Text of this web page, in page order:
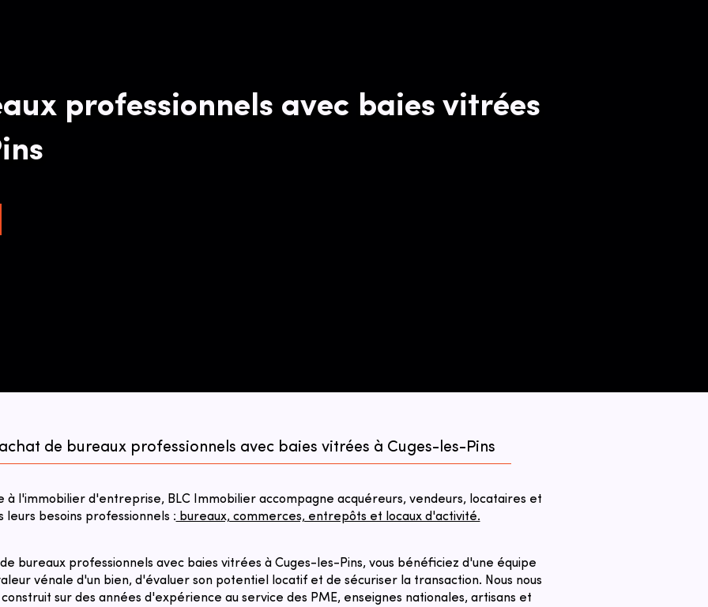
professionnels avec baies vitrées
de bureaux professionnels avec baies vitrées à Cuges-les-Pins
à l'immobilier d'entreprise, BLC Immobilier accompagne acquéreurs, vendeurs, locataires et
leurs besoins professionnels : bureaux, commerces, entrepôts et locaux d'activité.
bureaux professionnels avec baies vitrées à Cuges-les-Pins, vous bénéficiez d'une équipe
vénale d'un bien, d'évaluer son potentiel locatif et de sécuriser la transaction. ​Nous nous
sur des années d'expérience au service des PME, enseignes nationales, artisans et